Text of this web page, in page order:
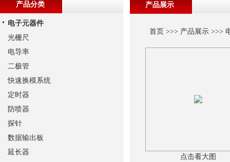
产品展示
首页 >>> 产品展示>>>
点击看大图
产品分类
电子元器件
光栅尺
电导率
二极管
快速换模系统
定时器
防喷器
探针
数据输出板
延长器